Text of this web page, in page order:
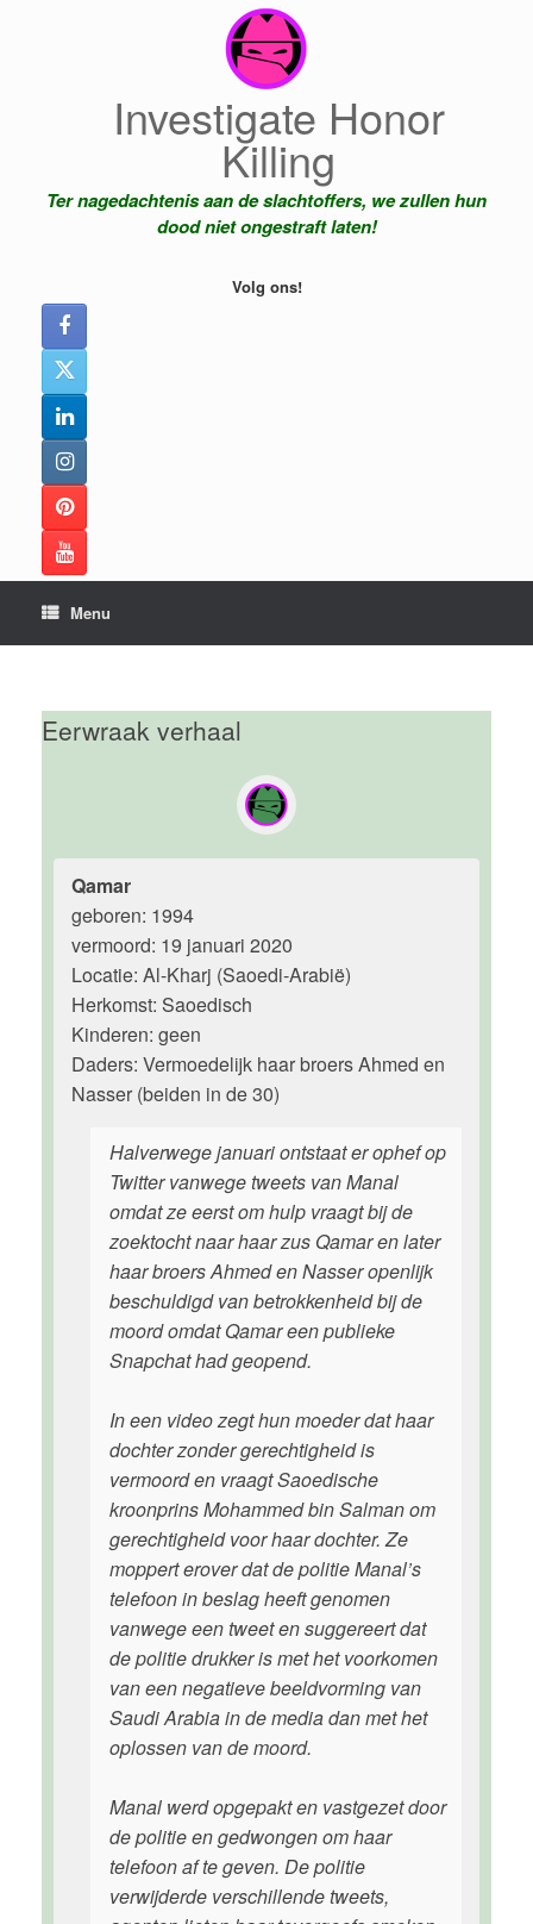
Investigate Honor
Killing
Ter nagedachtenis aan de slachtoffers, we zullen hun
dood niet ongestraft laten!
Volg ons!
Menu
Eerwraak verhaal
Qamar
geboren: 1994
vermoord: 19 januari 2020
Locatie: Al-Kharj (Saoedi-Arabië)
Herkomst: Saoedisch
Kinderen: geen
Daders: Vermoedelijk haar broers Ahmed en
Nasser (beiden in de 30)
Halverwege januari ontstaat er ophef op
Twitter vanwege tweets van Manal
omdat ze eerst om hulp vraagt bij de
zoektocht naar haar zus Qamar en later
haar broers Ahmed en Nasser openlijk
beschuldigd van betrokkenheid bij de
moord omdat Qamar een publieke
Snapchat had geopend.
In een video zegt hun moeder dat haar
dochter zonder gerechtigheid is
vermoord en vraagt Saoedische
kroonprins Mohammed bin Salman om
gerechtigheid voor haar dochter. Ze
moppert erover dat de politie Manal’s
telefoon in beslag heeft genomen
vanwege een tweet en suggereert dat
de politie drukker is met het voorkomen
van een negatieve beeldvorming van
Saudi Arabia in de media dan met het
oplossen van de moord.
Manal werd opgepakt en vastgezet door
de politie en gedwongen om haar
telefoon af te geven. De politie
verwijderde verschillende tweets,